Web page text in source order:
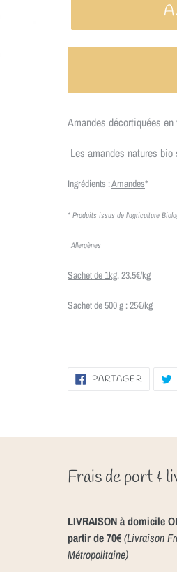
Amandes décortiquées
Les amandes natures
Ingrédients :Amandes*
* Produits issus de l'agriculture
Allergènes
Sachet de 1kg. 23.5€/kg
Sachet de 500 g : 25€/kg
PARTAGER
SUR
Frais de port &
LIVRAISON à domicile
partir de 70€(Livraison
Métropolitaine)